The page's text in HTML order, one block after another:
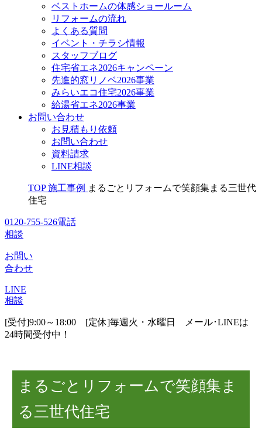
ベストホームの体感ショールーム
リフォームの流れ
よくある質問
イベント・チラシ情報
スタッフブログ
住宅省エネ2026キャンペーン
先進的窓リノベ2026事業
みらいエコ住宅2026事業
給湯省エネ2026事業
お問い合わせ
お見積もり依頼
お問い合わせ
資料請求
LINE相談
TOP 施工事例 まるごとリフォームで笑顔集まる三世代
住宅
0120-755-526電話
相談
お問い
合わせ
LINE
相談
[受付]9:00～18:00 [定休]毎週火・水曜日
メール･LINEは
24時間受付中！
まるごとリフォームで笑顔集ま
る三世代住宅